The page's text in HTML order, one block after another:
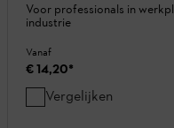
Voor professionals in
industrie
Vanaf
€ 14,20*
Vergelijken